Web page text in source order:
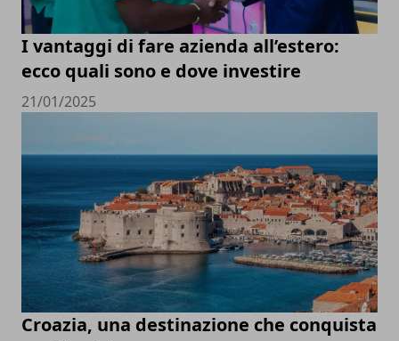
I vantaggi di fare azienda all’estero:
ecco quali sono e dove investire
21/01/2025
Croazia, una destinazione che conquista